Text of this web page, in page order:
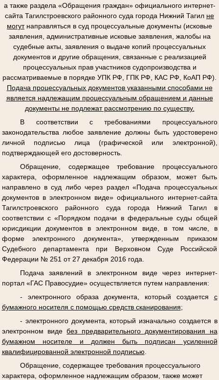
а также раздела «Обращения граждан» официального интернет-
сайта Тагилстроевского районного суда города Нижний Тагил не
могутнаправляться в суд процессуальные документы (исковые
заявления, административные исковые заявления, жалобы на
судебные акты, заявления о выдаче копий процессуальных
документов и другие обращения, связанные с реализацией
процессуальных прав участников судопроизводства и
рассматриваемые в порядке УПК РФ, ГПК РФ, КАС РФ, КоАП РФ).
Подача процессуальных документов указанными способами не
является надлежащим процессуальным обращением и данные
документы не подлежат рассмотрению по существу.
В соответствии с требованиями процессуального
законодательства любое заявление должны быть удостоверено
личной подписью лица (графической или электронной),
подтверждающей его достоверность.
Обращение, содержащее требование процессуального
характера, оформленное надлежащим образом, может быть
направлено в суд либо через раздел «Подача процессуальных
документов в электронном виде» официального интернет-сайта
Тагилстроевского районного суда города Нижний Тагил в
соответствии с «Порядком подачи в федеральные суды общей
юрисдикции документов в электронном виде, в том числе, в
форме электронного документа», утвержденным приказом
Судебного департамента при Верховном Суде Российской
Федерации № 251 от 27 декабря 2016 года.
Подача заявлений в электронном виде через интернет-
портал «ГАС Правосудие» осуществляется путем направления:
- электронного образа документа, который создается с
бумажного носителя с помощью средств сканирования;
- электронного документа, который изначально создается в
электронном видебез предварительного документирования на
бумажном носителе и должен быть подписан усиленной
квалифицированной электронной подписью
Обращение, содержащее требования процессуального
характера, оформленное надлежащим образом, также может